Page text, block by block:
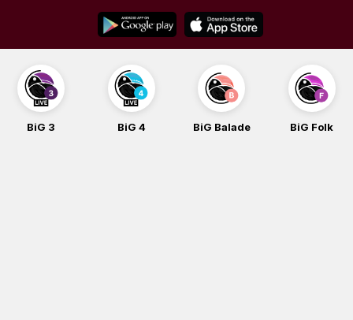
content
BiG 3 BiG 4 BiG Balade BiG Folk